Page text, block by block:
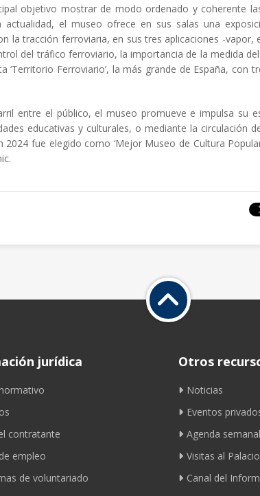
objetivo mostrar de modo ordenado y coherente
el museo ofrece en sus salas una
la tracción ferroviaria, en sus tres aplicaciones -vapor,
del tráfico ferroviario, la importancia de la medida
Ferroviario’, la más grande de España, con
entre el público, el museo promueve e impulsa su
educativas y culturales, o mediante la circulación
fue elegido como ‘Mejor Museo de Cultura
jurídica
contratante
empleo
de voluntariado
Otros
Noticias
Eventos
Agenda semanal
Visitas al Palacio
Canal del